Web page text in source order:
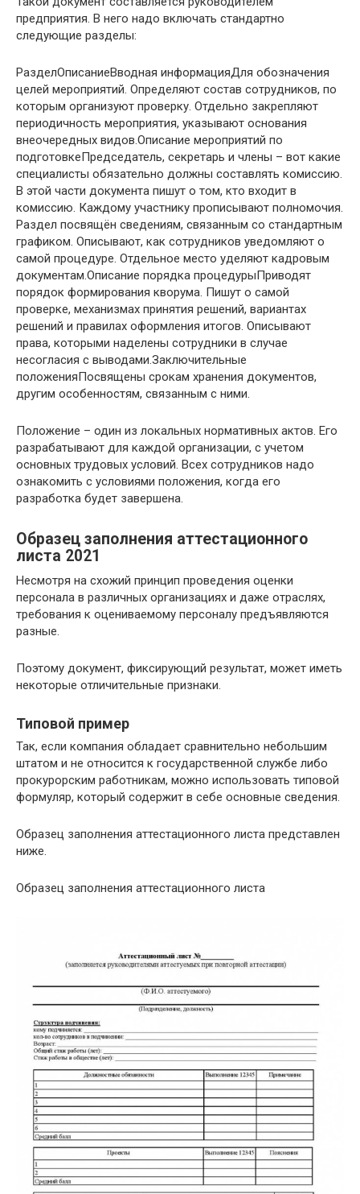
предприятия. В него надо включать стандартно
следующие разделы:
РазделОписаниеВводная информацияДля обозначения
целей мероприятий. Определяют состав сотрудников, по
которым организуют проверку. Отдельно закрепляют
периодичность мероприятия, указывают основания
внеочередных видов.Описание мероприятий по
подготовкеПредседатель, секретарь и члены – вот какие
специалисты обязательно должны составлять комиссию.
В этой части документа пишут о том, кто входит в
комиссию. Каждому участнику прописывают полномочия.
Раздел посвящён сведениям, связанным со стандартным
графиком. Описывают, как сотрудников уведомляют о
самой процедуре. Отдельное место уделяют кадровым
документам.Описание порядка процедурыПриводят
порядок формирования кворума. Пишут о самой
проверке, механизмах принятия решений, вариантах
решений и правилах оформления итогов. Описывают
права, которыми наделены сотрудники в случае
несогласия с выводами.Заключительные
положенияПосвящены срокам хранения документов,
другим особенностям, связанным с ними.
Положение – один из локальных нормативных актов. Его
разрабатывают для каждой организации, с учетом
основных трудовых условий. Всех сотрудников надо
ознакомить с условиями положения, когда его
разработка будет завершена.
Образец заполнения аттестационного
листа 2021
Несмотря на схожий принцип проведения оценки
персонала в различных организациях и даже отраслях,
требования к оцениваемому персоналу предъявляются
разные.
Поэтому документ, фиксирующий результат, может иметь
некоторые отличительные признаки.
Типовой пример
Так, если компания обладает сравнительно небольшим
штатом и не относится к государственной службе либо
прокурорским работникам, можно использовать типовой
формуляр, который содержит в себе основные сведения.
Образец заполнения аттестационного листа представлен
ниже.
Образец заполнения аттестационного листа